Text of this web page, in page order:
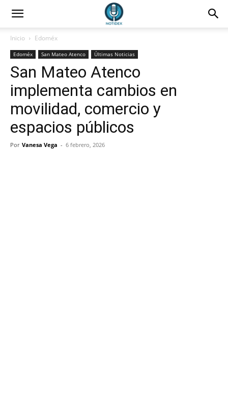
Inicio Edoméx
Edoméx San Mateo Atenco Últimas Noticias
San Mateo Atenco
implementa cambios en
movilidad, comercio y
espacios públicos
Por Vanesa Vega - 6 febrero, 2026